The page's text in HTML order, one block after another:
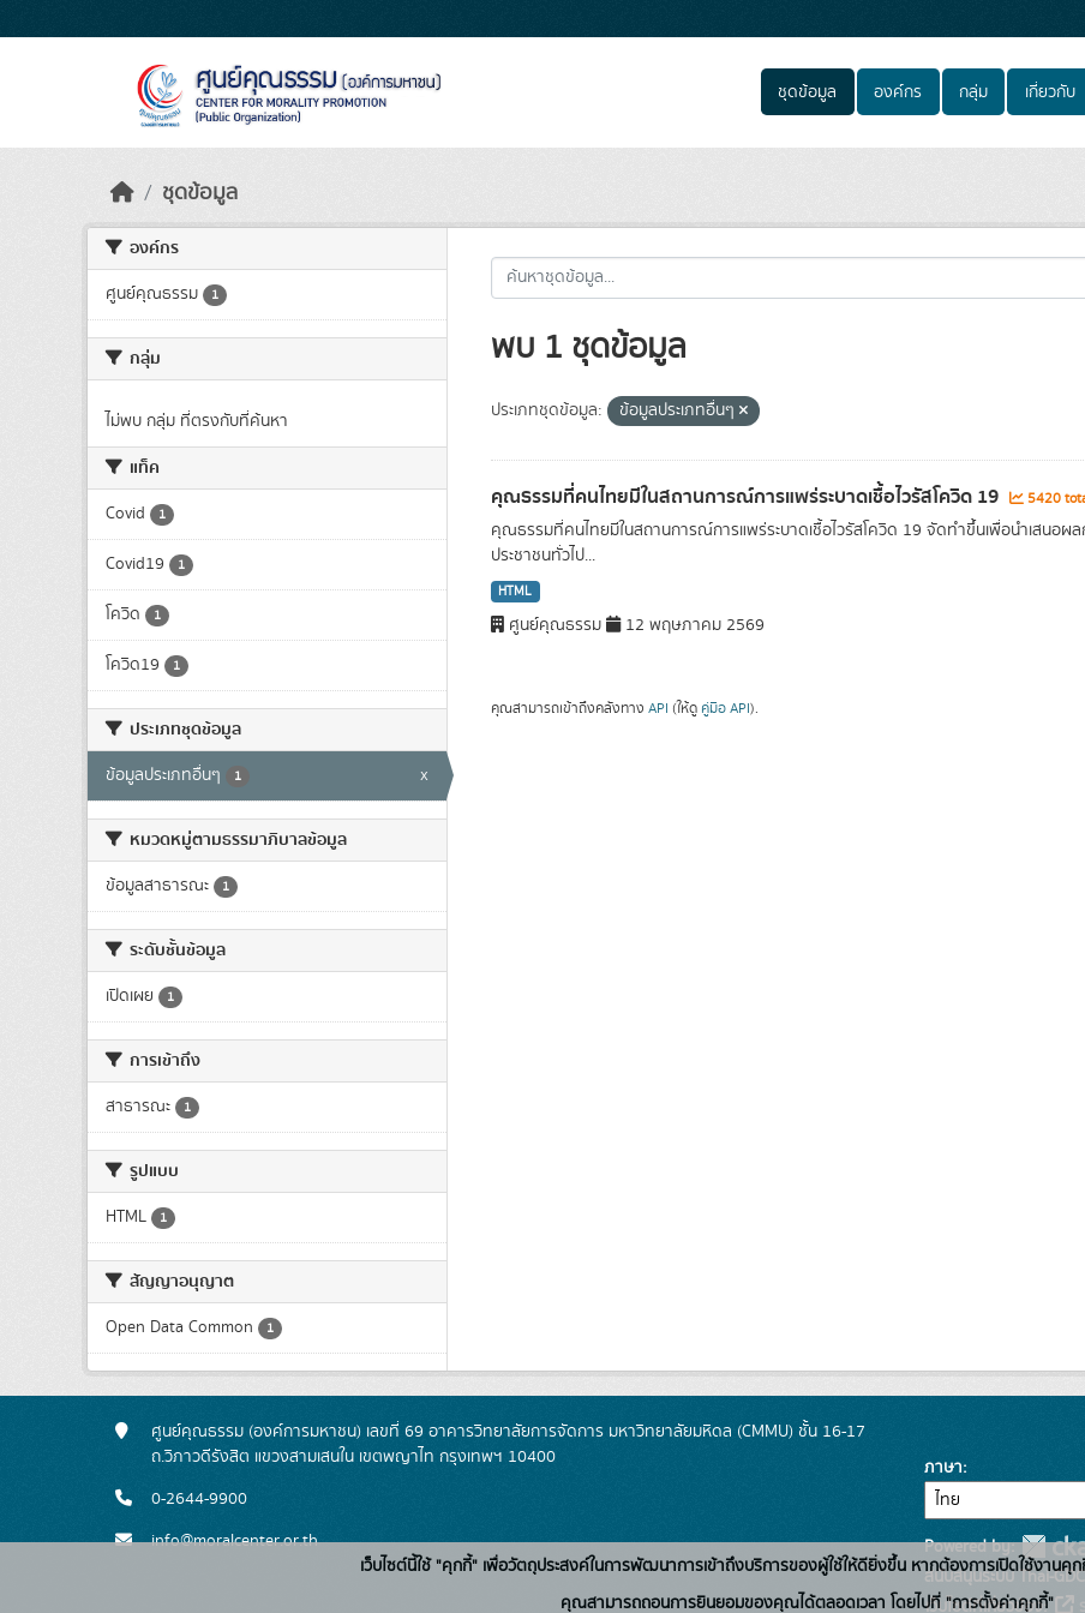
ชุดข้อมูล องค์กร กลุ่ม เกี่ยวกับ
ชุดข้อมูล
องค์กร
ศูนย์คุณธรรม 1
กลุ่ม
ไม่พบ กลุ่ม ที่ตรงกับที่ค้นหา
แท็ค
Covid 1
Covid19 1
โควิด 1
โควิด19 1
ประเภทชุดข้อมูล
ข้อมูลประเภทอื่นๆ 1 x
หมวดหมู่ตามธรรมาภิบาลข้อมูล
ข้อมูลสาธารณะ 1
ระดับชั้นข้อมูล
เปิดเผย 1
การเข้าถึง
สาธารณะ 1
รูปแบบ
HTML 1
สัญญาอนุญาต
Open Data Common 1
พบ 1 ชุดข้อมูล
ประเภทชุดข้อมูล: ข้อมูลประเภทอื่นๆ
คุณธรรมที่คนไทยมีในสถานการณ์การแพร่ระบาดเชื้อไวรัสโควิด 19 5420
คุณธรรมที่คนไทยมีในสถานการณ์การแพร่ระบาดเชื้อไวรัสโควิด 19 จัดทำขึ้นเพื่อนำเสนอผ
ประชาชนทั่วไป...
HTML
ศูนย์คุณธรรม 12 พฤษภาคม 2569
คุณสามารถเข้าถึงคลังทาง API (ให้ดู คู่มือ API).
ศูนย์คุณธรรม (องค์การมหาชน) เลขที่ 69 อาคารวิทยาลัยการจัดการ มหาวิทยาลัยมหิดล (CMMU) ชั้น 16-17
ถ.วิภาวดีรังสิต แขวงสามเสนใน เขตพญาไท กรุงเทพฯ 10400
0-2644-9900
info@moralcenter.or.th
ภาษา
Powered by:
สนับสนุนระบบ Thai-
เว็บไซต์ที่เกี่ยวข้อง:
เว็บไซต์นี้ใช้ "คุกกี้" เพื่อวัตถุประสงค์ในการพัฒนาการเข้าถึงบริการของผู้ใช้ให้ดียิ่งขึ้น หากต้องการเปิดใช้งาน
คุณสามารถถอนการยินยอมของคุณได้ตลอดเวลา โดยไปที่ "การตั้งค่าคุกกี้"